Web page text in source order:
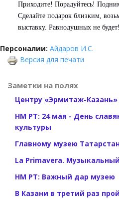
Приходите! Порадуйтесь!
Сделайте подарок близким,
выставку. Равнодушных не будет!
Персоналии: Айдаров И.С.
Версия для печати
Заметки на полях
Центру «Эрмитаж-
НМ РТ: 24 мая - День
культуры
Главному музею
La Primavera.
НМ РТ: Важный дар музею
В Казани в третий раз